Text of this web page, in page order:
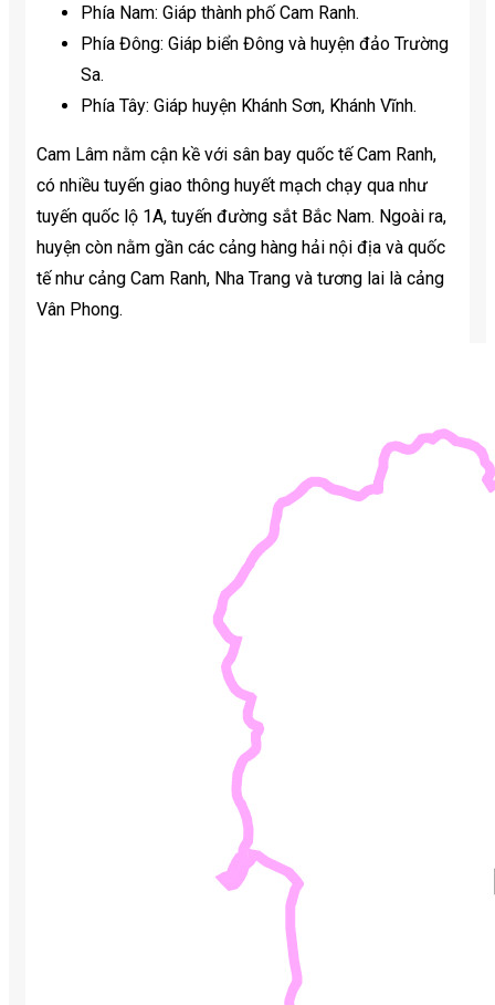
Phía Nam: Giáp thành phố Cam Ranh.
Phía Đông: Giáp biển Đông và huyện đảo Trường
Sa.
Phía Tây: Giáp huyện Khánh Sơn, Khánh Vĩnh.
Cam Lâm nằm cận kề với sân bay quốc tế Cam Ranh,
có nhiều tuyến giao thông huyết mạch chạy qua như
tuyến quốc lộ 1A, tuyến đường sắt Bắc Nam. Ngoài ra,
huyện còn nằm gần các cảng hàng hải nội địa và quốc
tế như cảng Cam Ranh, Nha Trang và tương lai là cảng
Vân Phong.